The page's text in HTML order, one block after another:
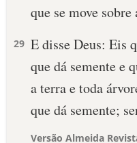
que se move sobre
29 E disse Deus: Eis
que dá semente e
a terra e toda
que dá semente;
Versão Almeida